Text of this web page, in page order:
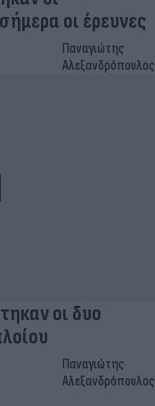
οι έρευνες
Παναγιώτης
Αλεξανδρόπουλος
οι δυο
Παναγιώτης
Αλεξανδρόπουλος